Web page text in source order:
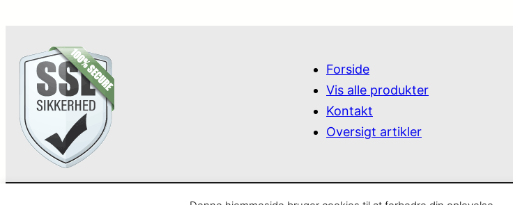
Forside
Vis alle produkter
Kontakt
Oversigt artikler